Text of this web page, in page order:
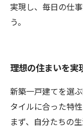
実現し、毎日の仕
う。
理想の住まいを実
新築一戸建てを選
タイルに合った特
まず、自分たちの